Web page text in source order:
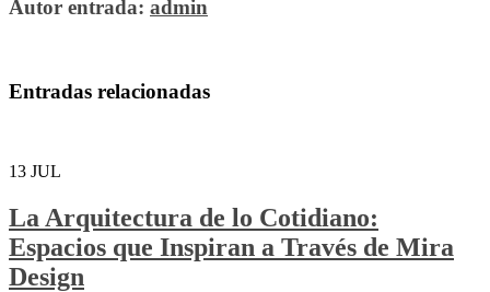
Autor entrada: admin
Entradas relacionadas
13 JUL
La Arquitectura de lo Cotidiano:
Espacios que Inspiran a Través de Mira
Design